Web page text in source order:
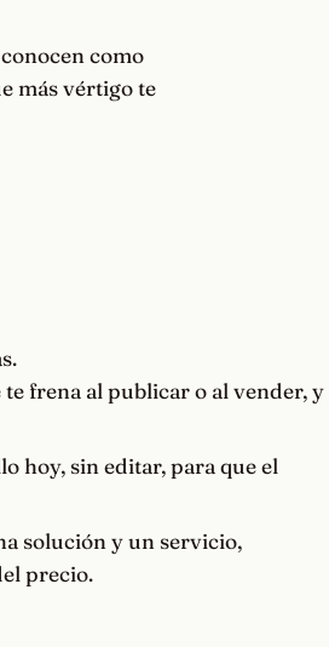
como
más vértigo te
frena al publicar o al vender, y
hoy, sin editar, para que el
solución y un servicio,
precio.